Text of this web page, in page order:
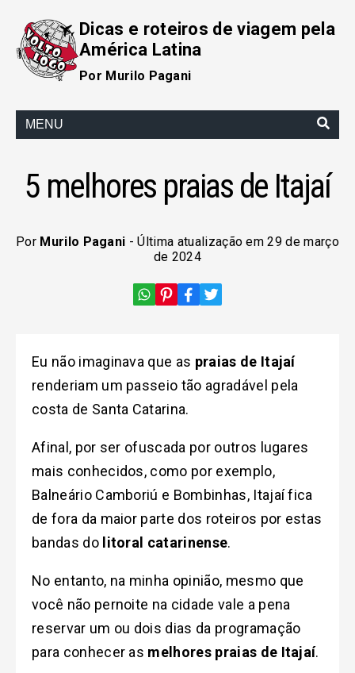
Dicas e roteiros de viagem pela
América Latina
Por Murilo Pagani
MENU
5 melhores praias de Itajaí
Por Murilo Pagani - Última atualização em 29 de março
de 2024
Eu não imaginava que as praias de Itajaí
renderiam um passeio tão agradável pela
costa de Santa Catarina.
Afinal, por ser ofuscada por outros lugares
mais conhecidos, como por exemplo,
Balneário Camboriú e Bombinhas, Itajaí fica
de fora da maior parte dos roteiros por estas
bandas do litoral catarinense.
No entanto, na minha opinião, mesmo que
você não pernoite na cidade vale a pena
reservar um ou dois dias da programação
para conhecer as melhores praias de Itajaí.